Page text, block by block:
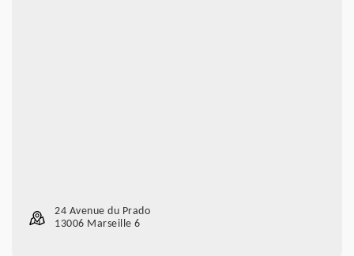
24 Avenue du Prado
13006 Marseille 6